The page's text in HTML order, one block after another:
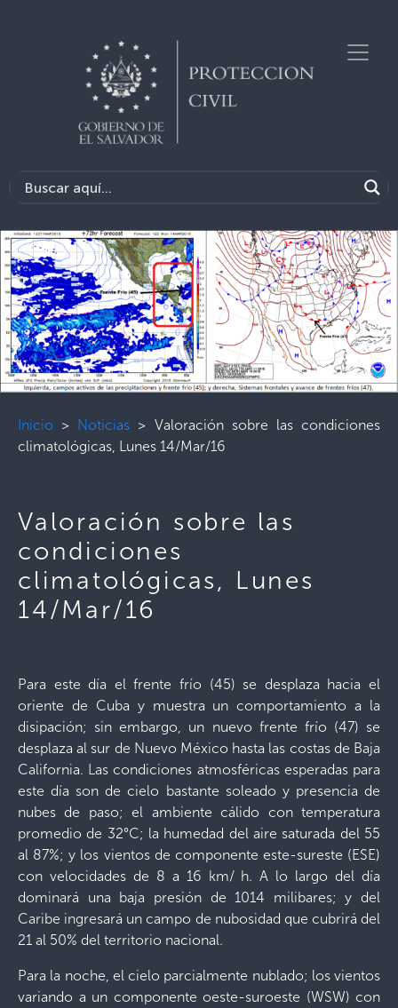
Inicio > Noticias > Valoración sobre las condiciones
climatológicas, Lunes 14/Mar/16
Valoración sobre las
condiciones
climatológicas, Lunes
14/Mar/16
Para este día el frente frío (45) se desplaza hacia el
oriente de Cuba y muestra un comportamiento a la
disipación; sin embargo, un nuevo frente frío (47) se
desplaza al sur de Nuevo México hasta las costas de Baja
California. Las condiciones atmosféricas esperadas para
este día son de cielo bastante soleado y presencia de
nubes de paso; el ambiente cálido con temperatura
promedio de 32°C; la humedad del aire saturada del 55
al 87%; y los vientos de componente este-sureste (ESE)
con velocidades de 8 a 16 km/ h. A lo largo del día
dominará una baja presión de 1014 milibares; y del
Caribe ingresará un campo de nubosidad que cubrirá del
21 al 50% del territorio nacional.
Para la noche, el cielo parcialmente nublado; los vientos
variando a un componente oeste-suroeste (WSW) con